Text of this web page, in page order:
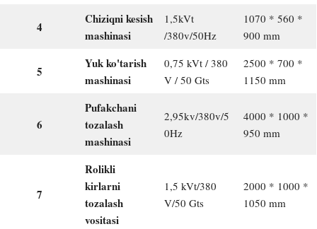
4
Chiziqni kesish
mashinasi
1,5kVt
/380v/50Hz
1070 * 560 *
900 mm
5
Yuk ko'tarish
mashinasi
0,75 kVt / 380
V / 50 Gts
2500 * 700 *
1150 mm
6
Pufakchani
tozalash
mashinasi
2,95kv/380v/5
0Hz
4000 * 1000 *
950 mm
7
Rolikli
kirlarni
tozalash
vositasi
1,5 kVt/380
V/50 Gts
2000 * 1000 *
1050 mm